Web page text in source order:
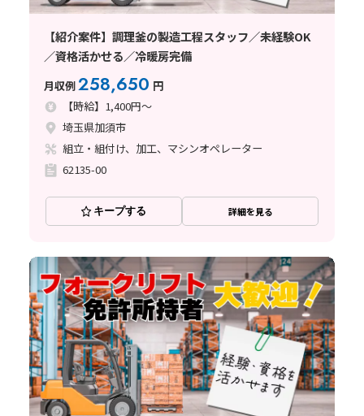
【紹介案件】調理釜の製造工程スタッフ／未経験OK
／資格活かせる／冷暖房完備
月収例258,650 円
【時給】1,400円～
埼玉県加須市
組立・組付け、加工、マシンオペレーター
62135-00
キープする 詳細を見る